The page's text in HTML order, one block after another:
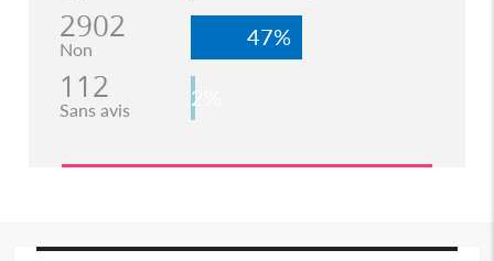
2902
Non 47%
112
Sans avis 2%